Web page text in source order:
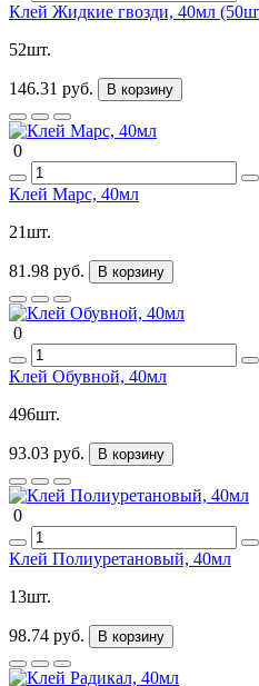
Клей Жидкие гвозди, 40мл
52шт.
146.31 руб. В корзину
0
Клей Марс, 40мл
21шт.
81.98 руб. В корзину
0
Клей Обувной, 40мл
496шт.
93.03 руб. В корзину
0
Клей Полиуретановый, 40мл
13шт.
98.74 руб. В корзину